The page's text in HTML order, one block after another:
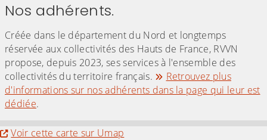
Nos adhérents.
Créée dans le département du Nord et longtemps
réservée aux collectivités des Hauts de France, RVVN
propose, depuis 2023, ses services à l'ensemble des
collectivités du territoire français.
Retrouvez plus
d'informations sur nos adhérents dans la page qui leur est
dédiée.
Evitez la carte interactive ci-après et aller au
Voir cette carte sur Umap